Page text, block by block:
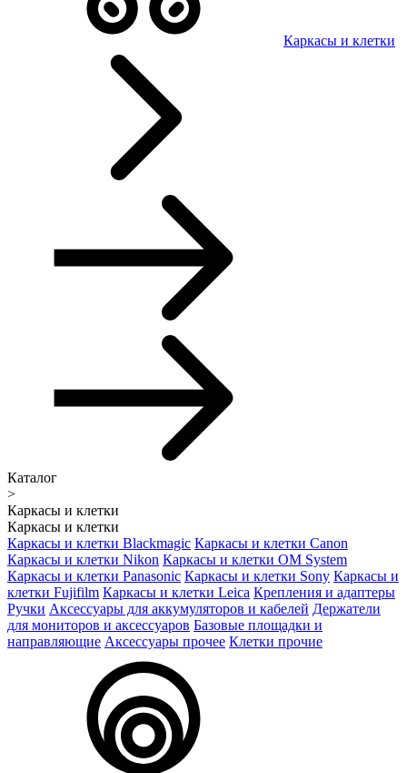
Каркасы и клетки
Каталог
>
Каркасы и клетки
Каркасы и клетки
Каркасы и клетки Blackmagic Каркасы и клетки Canon
Каркасы и клетки Nikon Каркасы и клетки OM System
Каркасы и клетки Panasonic Каркасы и клетки Sony Каркасы и
клетки Fujifilm Каркасы и клетки Leica Крепления и адаптеры
Ручки Аксессуары для аккумуляторов и кабелей Держатели
для мониторов и аксессуаров Базовые площадки и
направляющие Аксессуары прочее Клетки прочие